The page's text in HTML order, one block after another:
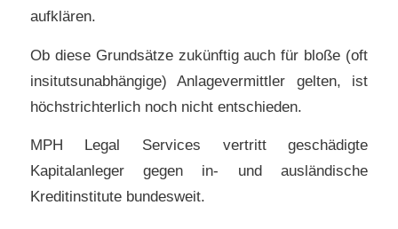
aufklären.
Ob diese Grundsätze zukünftig auch für bloße (oft
insitutsunabhängige) Anlagevermittler gelten, ist
höchstrichterlich noch nicht entschieden.
MPH Legal Services vertritt geschädigte
Kapitalanleger gegen in- und ausländische
Kreditinstitute bundesweit.